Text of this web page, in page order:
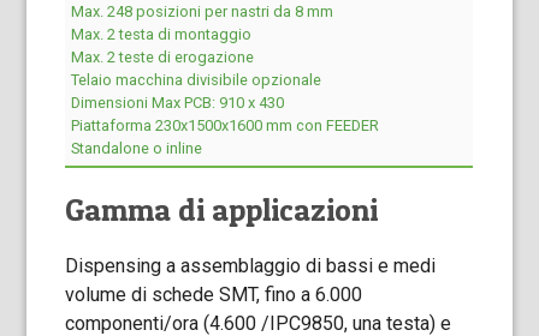
Max. 248 posizioni per nastri da 8 mm
Max. 2 testa di montaggio
Max. 2 teste di erogazione
Telaio macchina divisibile opzionale
Dimensioni Max PCB: 910 x 430
Piattaforma 230x1500x1600 mm con FEEDER
Standalone o inline
Gamma di applicazioni
Dispensing a assemblaggio di bassi e medi
volume di schede SMT, fino a 6.000
componenti/ora (4.600 /IPC9850, una testa) e